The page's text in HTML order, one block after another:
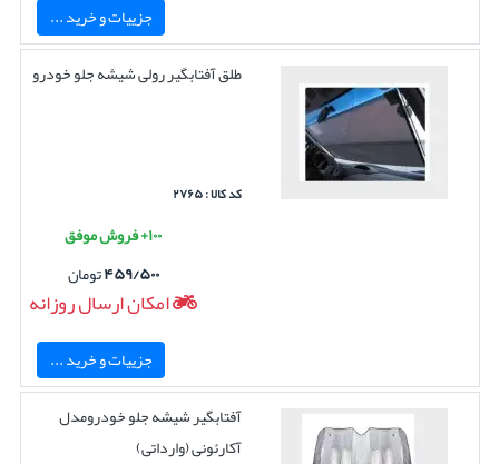
جزییات و خرید ...
طلق آفتابگیر رولی شیشه جلو خودرو
کد کالا : ۲۷۶۵
۱۰۰+ فروش موفق
۴۵۹/۵۰۰تومان
امکان ارسال روزانه
جزییات و خرید ...
آفتابگیر شیشه جلو خودرومدل
آکارئونی (وارداتی)